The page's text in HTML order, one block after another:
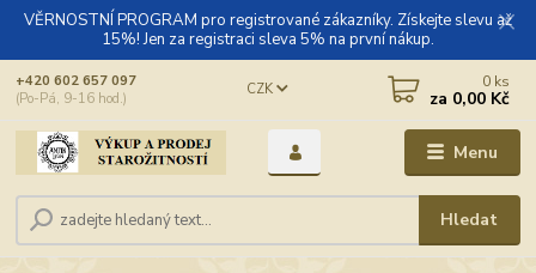
VĚRNOSTNÍ PROGRAM pro registrované zákazníky. Získejte slevu až
15%! Jen za registraci sleva 5% na první nákup.
Menu
CZK
Hledat
+420 602 657 097
(Po-Pá, 9-16 hod.)
0 ks
za 0,00 Kč